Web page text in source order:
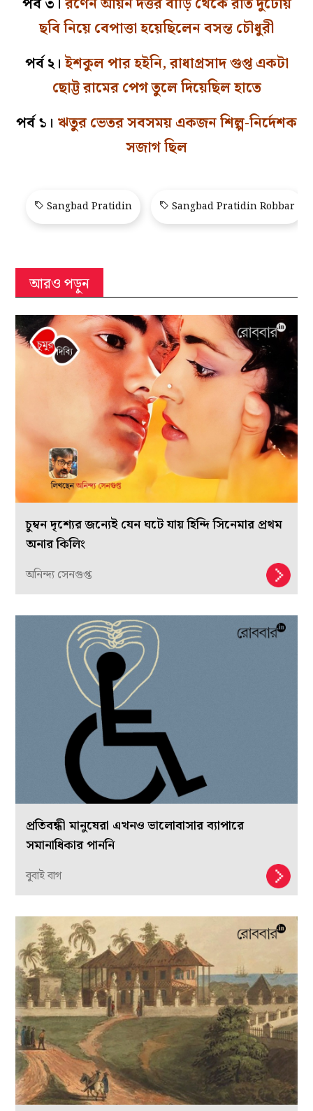
ছবি নিয়ে বেপাত্তা হয়েছিলেন বসন্ত চৌধুরী
পর্ব ২।ইশকুল পার হইনি, রাধাপ্রসাদ গুপ্ত একটা
ছোট্ট রামের পেগ তুলে দিয়েছিল হাতে
পর্ব ১। ঋতুর ভেতর সবসময় একজন শিল্প-নির্দেশক
সজাগ ছিল
Sangbad Pratidin Sangbad Pratidin Robbar
আরও পড়ুন
চুম্বন দৃশ্যের জন্যেই যেন ঘটে যায় হিন্দি সিনেমার প্রথম
অনার কিলিং
অনিন্দ্য সেনগুপ্ত
প্রতিবন্ধী মানুষেরা এখনও ভালোবাসার ব্যাপারে
সমানাধিকার পাননি
বুবাই বাগ